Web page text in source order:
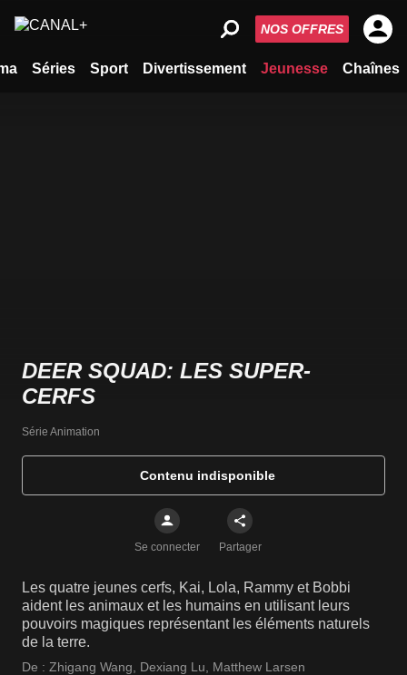
Séries Sport Divertissement Jeunesse Chaînes
NOS OFFRES
DEER SQUAD: LES SUPER-
CERFS
Série Animation
Contenu indisponible
Se connecter Partager
Les quatre jeunes cerfs, Kai, Lola, Rammy et Bobbi
aident les animaux et les humains en utilisant leurs
pouvoirs magiques représentant les éléments naturels
de la terre.
De : Zhigang Wang Dexiang Lu
Matthew Larsen